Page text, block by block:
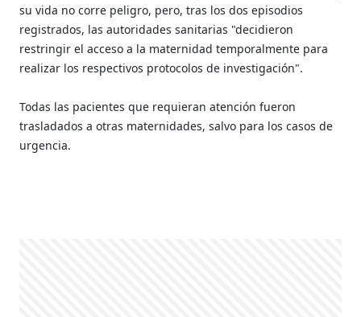
su vida no corre peligro, pero, tras los dos episodios
registrados, las autoridades sanitarias "decidieron
restringir el acceso a la maternidad temporalmente para
realizar los respectivos protocolos de investigación".
Todas las pacientes que requieran atención fueron
trasladados a otras maternidades, salvo para los casos de
urgencia.